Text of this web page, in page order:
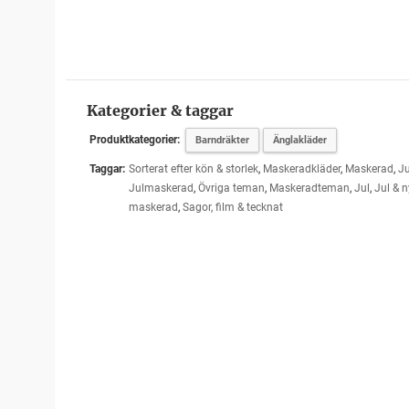
Kategorier & taggar
Produktkategorier: Barndräkter Änglakläder
Taggar: Sorterat efter kön & storlek, Maskeradkläder, Maskerad,
Julmaskerad, Övriga teman, Maskeradteman, Jul , Jul &
maskerad, Sagor, film & tecknat